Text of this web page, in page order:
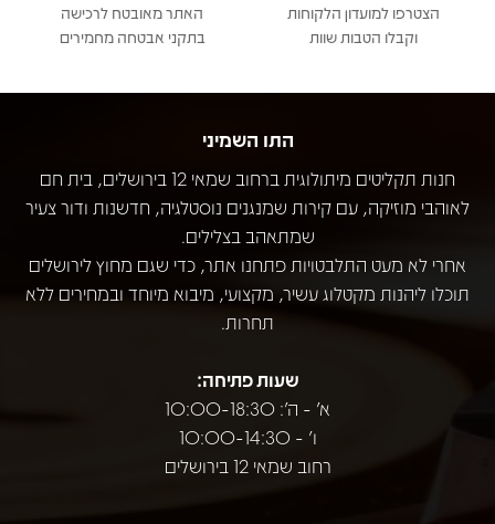
הצטרפו למועדון הלקוחות
וקבלו הטבות שוות
האתר מאובטח לרכישה
בתקני אבטחה מחמירים
התו השמיני
חנות תקליטים מיתולוגית ברחוב שמאי 12 בירושלים, בית חם
לאוהבי מוזיקה, עם קירות שמנגנים נוסטלגיה, חדשנות ודור צעיר
שמתאהב בצלילים.
אחרי לא מעט התלבטויות פתחנו אתר, כדי שגם מחוץ לירושלים
תוכלו ליהנות מקטלוג עשיר, מקצועי, מיבוא מיוחד ובמחירים ללא
תחרות.
שעות פתיחה:
א' - ה': 10:00-18:30
ו' - 10:00-14:30
רחוב שמאי 12 בירושלים